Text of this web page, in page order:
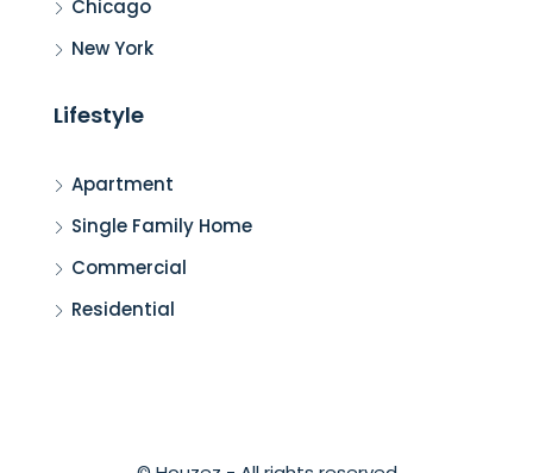
Chicago
New York
Lifestyle
Apartment
Single Family Home
Commercial
Residential